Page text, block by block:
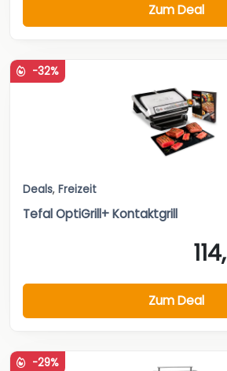
Zum Deal
-32%
Deals, Freizeit
Tefal OptiGrill+ Kontaktgrill
Zum Deal
-29%